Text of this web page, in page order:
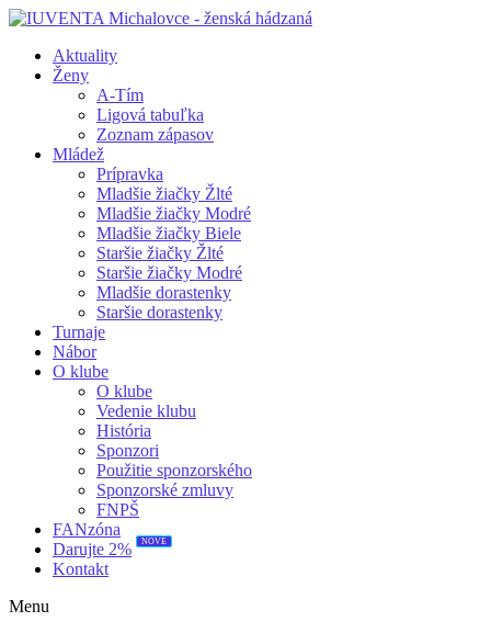
Aktuality
Ženy
A-Tím
Ligová tabuľka
Zoznam zápasov
Mládež
Prípravka
Mladšie žiačky Žlté
Mladšie žiačky Modré
Mladšie žiačky Biele
Staršie žiačky Žlté
Staršie žiačky Modré
Mladšie dorastenky
Staršie dorastenky
Turnaje
Nábor
O klube
O klube
Vedenie klubu
História
Sponzori
Použitie sponzorského
Sponzorské zmluvy
FNPŠ
FANzóna
Darujte 2%
NOVÉ
Kontakt
Menu